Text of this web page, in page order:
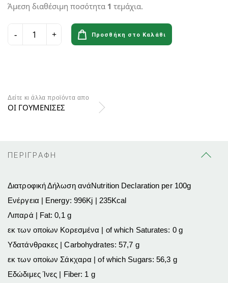
Άμεση διαθέσιμη ποσότητα 1 τεμάχια.
Προσθήκη στο Καλάθι
Δείτε κι άλλα προϊόντα απο
ΟΙ ΓΟΥΜΕΝΙΣΕΣ
ΠΕΡΙΓΡΑΦΗ
Διατροφική Δήλωση ανάNutrition Declaration per 100g
Ενέργεια | Energy: 996Κj | 235Kcal
Λιπαρά | Fat: 0,1 g
εκ των οποίων Κορεσμένα | of which Saturates: 0 g
Υδατάνθρακες | Carbohydrates: 57,7 g
εκ των οποίων Σάκχαρα | of which Sugars: 56,3 g
Εδώδιμες Ίνες | Fiber: 1 g